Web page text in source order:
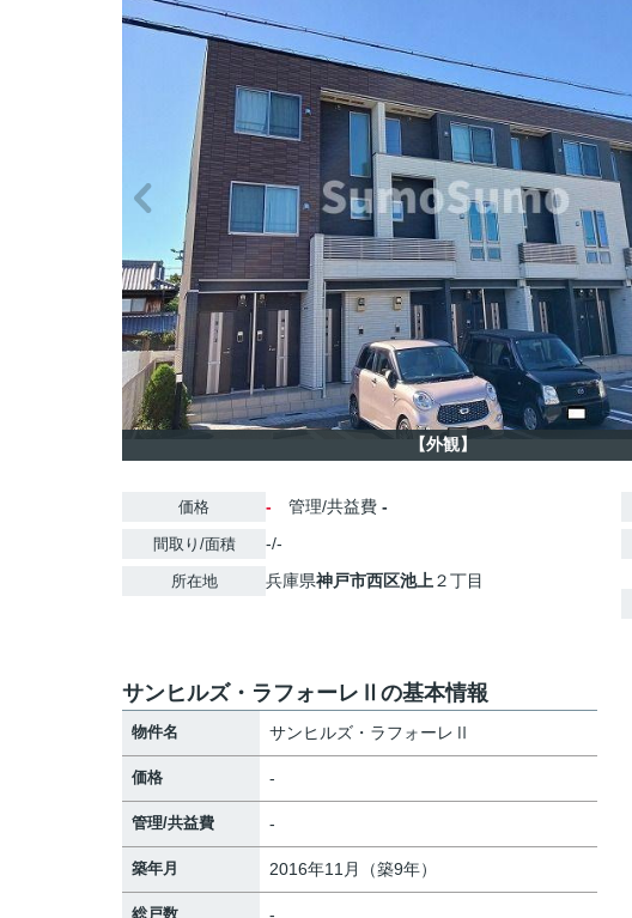
【外観】
価格 - 管理/共益費 -
間取り/面積 -/-
所在地 兵庫県神戸市西区池上 ２丁目
サンヒルズ・ラフォーレⅡの基本情報
物件名 サンヒルズ・ラフォーレⅡ
価格 -
管理/共益費 -
築年月 2016年11月（築9年）
総戸数